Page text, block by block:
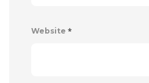
Website *